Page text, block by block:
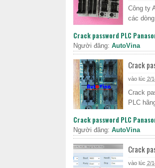
Công ty
các
Crack password PLC
Người đăng: AutoVina
Crack
vào lúc 2/
Crack
PLC
Crack password PLC
Người đăng: AutoVina
Crack
vào lúc 2/